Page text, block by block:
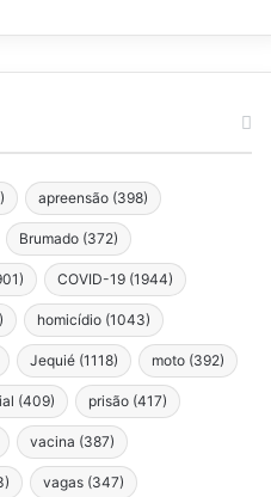
apreensão (398)
Brumado (372)
COVID-19 (1944)
homicídio (1043)
Jequié (1118) moto (392)
(409) prisão (417)
vacina (387)
vagas (347)